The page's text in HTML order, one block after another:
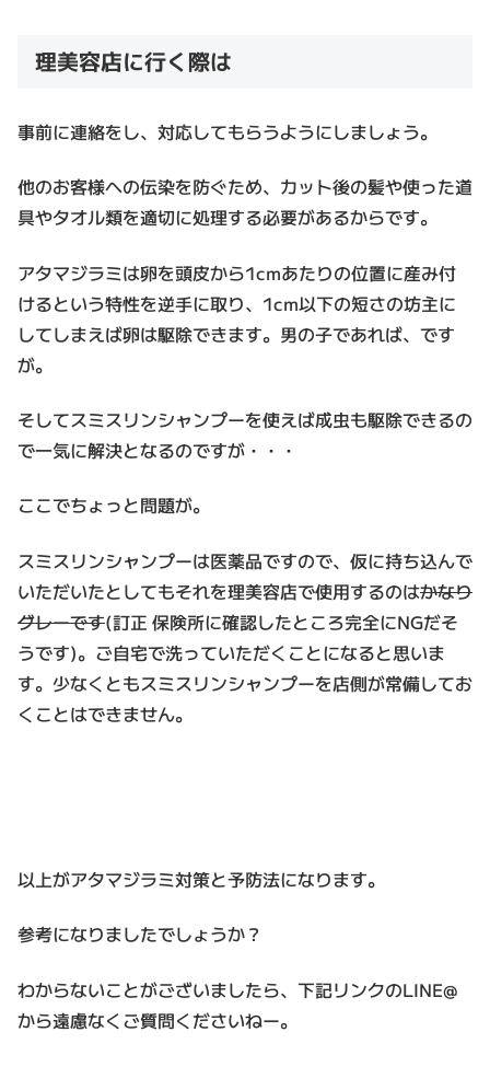
理美容店に行く際は
事前に連絡をし、対応してもらうようにしましょう。
他のお客様への伝染を防ぐため、カット後の髪や使った道
具やタオル類を適切に処理する必要があるからです。
アタマジラミは卵を頭皮から1cmあたりの位置に産み付
けるという特性を逆手に取り、1cm以下の短さの坊主に
してしまえば卵は駆除できます。男の子であれば、です
が。
そしてスミスリンシャンプーを使えば成虫も駆除できるの
で一気に解決となるのですが・・・
ここでちょっと問題が。
スミスリンシャンプーは医薬品ですので、仮に持ち込んで
いただいたとしてもそれを理美容店で使用するのはかなり
グレーです(訂正 保険所に確認したところ完全にNGだそ
うです)。ご自宅で洗っていただくことになると思いま
す。少なくともスミスリンシャンプーを店側が常備してお
くことはできません。
以上がアタマジラミ対策と予防法になります。
参考になりましたでしょうか？
わからないことがございましたら、下記リンクのLINE@
から遠慮なくご質問くださいねー。